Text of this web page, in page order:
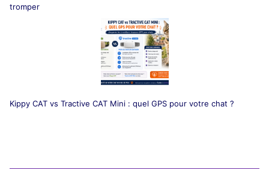
tromper
Kippy CAT vs Tractive CAT Mini : quel GPS pour votre chat ?